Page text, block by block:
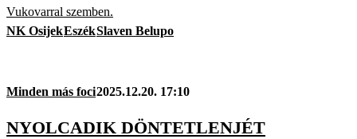
Vukovarral szemben.
NK OsijekEszékSlaven Belupo
Minden más foci2025.12.20. 17:10
NYOLCADIK DÖNTETLENJÉT